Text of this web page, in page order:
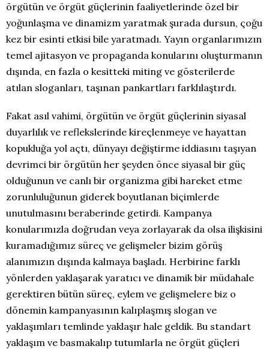
örgütün ve örgüt güçlerinin faaliyetlerinde özel bir
yoğunlaşma ve dinamizm yaratmak şurada dursun, çoğu
kez bir esinti etkisi bile yaratmadı. Yayın organlarımızın
temel ajitasyon ve propaganda konularını oluşturmanın
dışında, en fazla o kesitteki miting ve gösterilerde
atılan sloganları, taşınan pankartları farklılaştırdı.
Fakat asıl vahimi, örgütün ve örgüt güçlerinin siyasal
duyarlılık ve reflekslerinde kireçlenmeye ve hayattan
kopukluğa yol açtı, dünyayı değiştirme iddiasını taşıyan
devrimci bir örgütün her şeyden önce siyasal bir güç
olduğunun ve canlı bir organizma gibi hareket etme
zorunluluğunun giderek boyutlanan biçimlerde
unutulmasını beraberinde getirdi. Kampanya
konularımızla doğrudan veya zorlayarak da olsa ilişkisini
kuramadığımız süreç ve gelişmeler bizim görüş
alanımızın dışında kalmaya başladı. Herbirine farklı
yönlerden yaklaşarak yaratıcı ve dinamik bir müdahale
gerektiren bütün süreç, eylem ve gelişmelere biz o
dönemin kampanyasının kalıplaşmış slogan ve
yaklaşımları temlinde yaklaşır hale geldik. Bu standart
yaklaşım ve basmakalıp tutumlarla ne örgüt güçleri